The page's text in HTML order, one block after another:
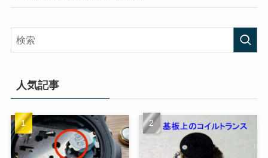
人気記事